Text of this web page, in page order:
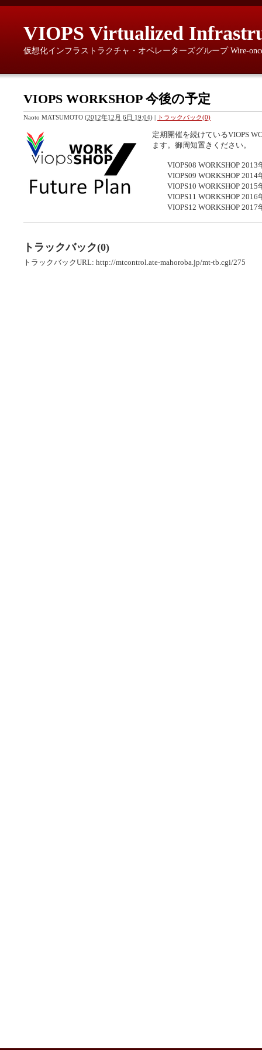
VIOPS Virtualized
仮想化インフラストラクチャ・オペレーターズグループ Wire-
VIOPS WORKSHOP 今後の予定
Naoto MATSUMOTO (2012年12月 6日 19:04) | トラックバック(0)
定期開催を続けているVIOPS
ます。御周知置きください。
VIOPS08 WORKSHOP 2013
VIOPS09 WORKSHOP 2014
VIOPS10 WORKSHOP 2015
VIOPS11 WORKSHOP 2016
VIOPS12 WORKSHOP 2017
トラックバック(0)
トラックバックURL: http://mtcontrol.ate-mahoroba.jp/mt-tb.cgi/275